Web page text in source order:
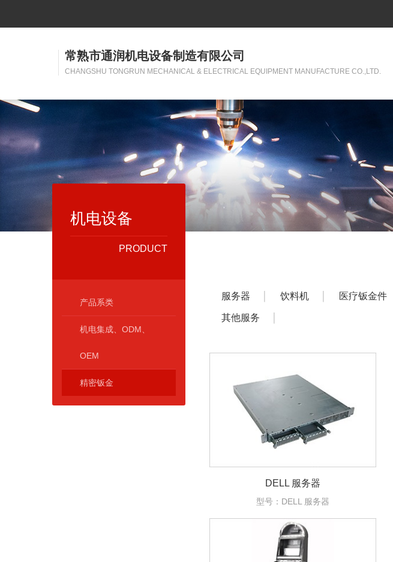
常熟市通润机电设备制造有限公司
CHANGSHU TONGRUN MECHANICAL & ELECTRICAL EQUIPMENT MANUFACTURE CO.,LTD.
机电设备
PRODUCT
产品系类
机电集成、ODM、
OEM
精密钣金
服务器 饮料机 医疗钣金件
其他服务
DELL 服务器
型号：DELL 服务器